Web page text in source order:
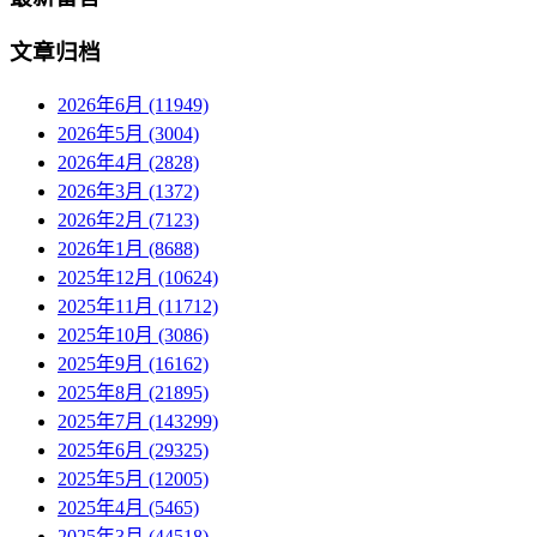
文章归档
2026年6月 (11949)
2026年5月 (3004)
2026年4月 (2828)
2026年3月 (1372)
2026年2月 (7123)
2026年1月 (8688)
2025年12月 (10624)
2025年11月 (11712)
2025年10月 (3086)
2025年9月 (16162)
2025年8月 (21895)
2025年7月 (143299)
2025年6月 (29325)
2025年5月 (12005)
2025年4月 (5465)